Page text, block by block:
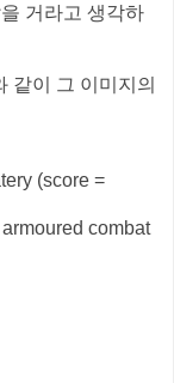
거라고 생각하
같이 그 이미지의
(score =
combat